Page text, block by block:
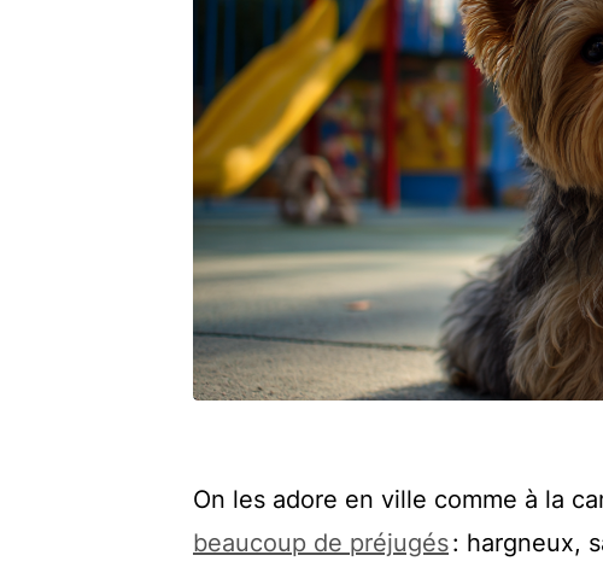
On les adore en ville comme à la
beaucoup de préjugés: hargneux,